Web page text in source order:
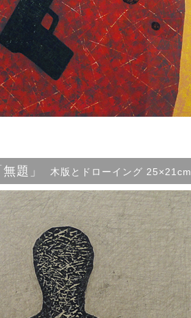
題」 木版とドローイング 25×21cm